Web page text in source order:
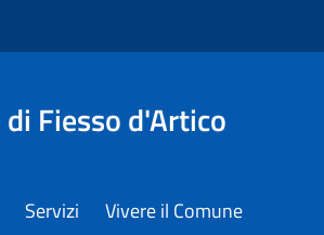
di Fiesso d'Artico
Servizi Vivere il Comune